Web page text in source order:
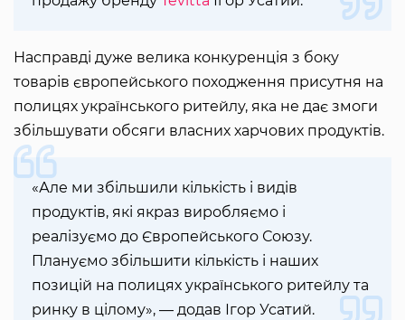
Насправді дуже велика конкуренція з боку
товарів європейського походження присутня на
полицях українського ритейлу, яка не дає змоги
збільшувати обсяги власних харчових продуктів.
«Але ми збільшили кількість і видів
продуктів, які якраз виробляємо і
реалізуємо до Європейського Союзу.
Плануємо збільшити кількість і наших
позицій на полицях українського ритейлу та
ринку в цілому», — додав Ігор Усатий.